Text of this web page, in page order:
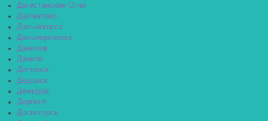
Дагестанские Огни
Далматово
Дальнегорск
Дальнереченск
Данилов
Данков
Дегтярск
Дедовск
Демидов
Дербент
Десногорск